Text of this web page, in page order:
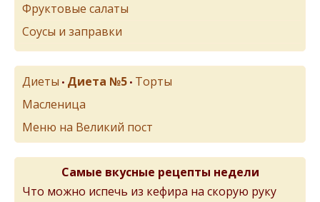
Фруктовые салаты
Соусы и заправки
Диеты • Диета №5 • Торты
Масленица
Меню на Великий пост
Самые вкусные рецепты недели
Что можно испечь из кефира на скорую руку